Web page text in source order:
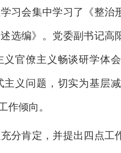
习会集中学习了《整
选编》。党委副书记高
官僚主义畅谈研学体
义问题，切实为基层
作倾向。
分肯定，并提出四点